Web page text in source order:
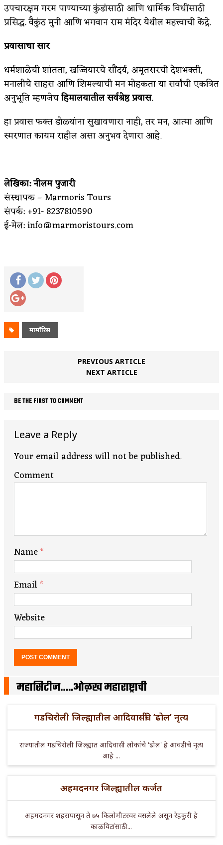
उपचारक्षम गरम पाण्याच्या कुंडांसाठी आणि धार्मिक विधींसाठी
प्रसिद्ध. वैकुंठ मुनी आणि भगवान राम मंदिर येथील महत्त्वाची केंद्रे.
प्रवासाचा सार
धर्मशाळेची शांतता, खज्जियारचे सौंदर्य, अमृतसरची देशभक्ती,
मनालीचे साहस आणि शिमल्याची मन मोहकता या सर्वांची एकत्रित
अनुभूति म्हणजेचहिमालयातील सर्वश्रेष्ठ प्रवास.
हा प्रवास फक्त डोळ्यांना सुखावणारा नाही, तर मन, आत्मा आणि
स्मरणात कायम राहील असा अनुभव देणारा आहे.
लेखिका: नीलम पुजारी
संस्थापक – Marmoris Tours
संपर्क: +91- 8237810590
ई-मेल: info@marmoristours.com
मार्मोरिस
PREVIOUS ARTICLE
NEXT ARTICLE
BE THE FIRST TO COMMENT
Leave a Reply
Your email address will not be published.
Comment
Name*
Email*
Website
महासिटीज…..ओळख महाराष्ट्राची
गडचिरोली जिल्ह्यातील आदिवासींचे ‘ढोल’ नृत्य
राज्यातील गडचिरोली जिल्ह्यात आदिवासी लोकांचे 'ढोल' हे आवडीचे नृत्य
आहे ...
अहमदनगर जिल्ह्यातील कर्जत
अहमदनगर शहरापासून ते ७५ किलोमीटरवर वसलेले असून रेहकुरी हे
काळविटांसाठी ...